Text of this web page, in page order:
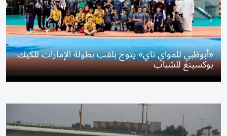
«أبوظبي للمواي تاي» يتوج بلقب بطولة الإمارات للكيك
بوكسينغ للشباب